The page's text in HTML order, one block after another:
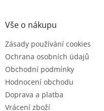
Vše o nákupu
Zásady používání cookies
Ochrana osobních údajů
Obchodní podmínky
Hodnocení obchodu
Doprava a platba
Vrácení zboží